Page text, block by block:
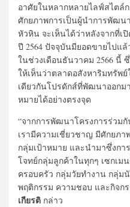
อาศัยในหลากหลายไลฟ์สไตล์
ศักยภาพการเป็นผู้นำการพัฒน
หัวหิน จะเห็นได้ว่าหลังจากที่เ
ปี 2564 ปัจจุบันมียอดขายไปแล้
ในช่วงเดือนธันวาคม 2566 นี้
ให้เห็นว่าตลาดอสังหาริมทรัพ
เดียวกันโปรดักส์ที่พัฒนาออกม
หมายได้อย่างตรงจุด
“จากการพัฒนาโครงการร่วม
เรามีความเชี่ยวชาญ มีศักยภา
กลุ่มเป้าหมาย และนำมาซึ่งก
โจทย์กลุ่มลูกค้าในทุกๆ เซกเม
ครอบครัว กลุ่มวัยทำงาน กลุ่ม
พฤติกรรม ความชอบ และกิจก
เกียรติ กล่าว